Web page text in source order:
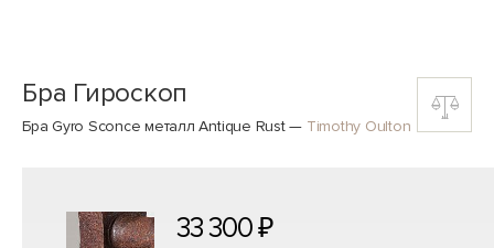
Бра Гироскоп
Бра Gyro Sconce металл Antique Rust— Timothy Oulton
33 300 ₽